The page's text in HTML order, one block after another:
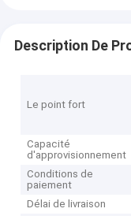
Description De
Le point fort
Capacité
d'approvisionnement
Conditions de
paiement
Délai de livraison